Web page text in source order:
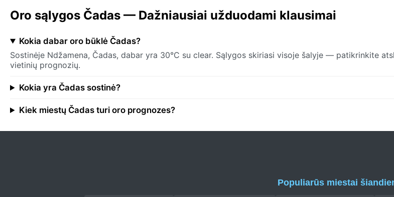
Oro sąlygos Čadas — Dažniausiai užduodami klausimai
Kokia dabar oro būklė Čadas?
Sostinėje Ndžamena, Čadas, dabar yra 30°C su clear. Sąlygos skiriasi visoje šalyje — patikrinkite
vietinių prognozių.
Kokia yra Čadas sostinė?
Kiek miestų Čadas turi oro prognozes?
Populiarūs miestai